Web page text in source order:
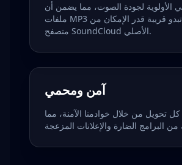
الأولوية لجودة الصوت، مما يضمن أن
ملفات MP3 الخاصة بك تبدو قريبة قدر الإمكان من
متصفح SoundCloud الأصلي.
آمن ومحمي
كل تحويل من خلال خوادمنا الآمنة، مما